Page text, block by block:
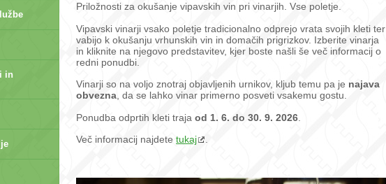
in
Priložnosti za okušanje vipavskih vin pri vinarjih. Vse poletje.
Vipavski vinarji vsako poletje tradicionalno odprejo vrata svojih kleti ter
vabijo k okušanju vrhunskih vin in domačih prigrizkov. Izberite vinarja
in kliknite na njegovo predstavitev, kjer boste našli še več informacij o
redni ponudbi.
Vinarji so na voljo znotraj objavljenih urnikov, kljub temu pa je najava
obvezna , da se lahko vinar primerno posveti vsakemu gostu.
Ponudba odprtih kleti traja od 1. 6. do 30. 9. 2026
Več informacij najdete tukaj